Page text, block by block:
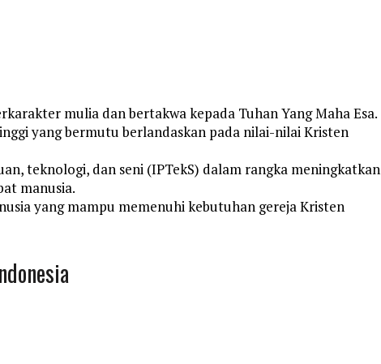
mulia dan bertakwa kepada Tuhan Yang Maha Esa.
yang bermutu berlandaskan pada nilai-nilai Kristen
teknologi, dan seni (IPTekS) dalam rangka meningkatkan
manusia.
yang mampu memenuhi kebutuhan gereja Kristen